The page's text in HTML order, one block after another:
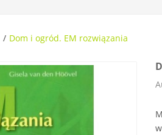
Dom i ogród. EM rozwiązania